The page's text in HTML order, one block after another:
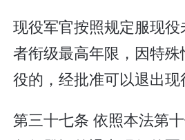
现役军官按照规定服现
者衔级最高年限，因特
役的，经批准可以退出现
第三十七条 依照本法第